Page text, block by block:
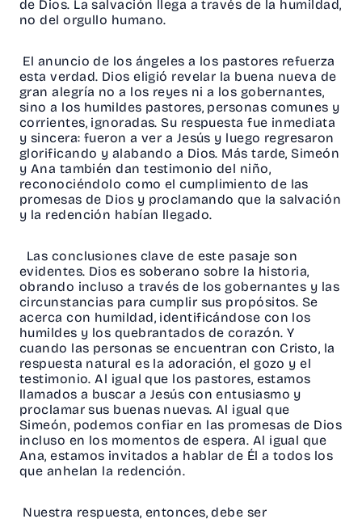
de Dios. La salvación llega a través de la humildad,
no del orgullo humano.
El anuncio de los ángeles a los pastores refuerza
esta verdad. Dios eligió revelar la buena nueva de
gran alegría no a los reyes ni a los gobernantes,
sino a los humildes pastores, personas comunes y
corrientes, ignoradas. Su respuesta fue inmediata
y sincera: fueron a ver a Jesús y luego regresaron
glorificando y alabando a Dios. Más tarde, Simeón
y Ana también dan testimonio del niño,
reconociéndolo como el cumplimiento de las
promesas de Dios y proclamando que la salvación
y la redención habían llegado.
Las conclusiones clave de este pasaje son
evidentes. Dios es soberano sobre la historia,
obrando incluso a través de los gobernantes y las
circunstancias para cumplir sus propósitos. Se
acerca con humildad, identificándose con los
humildes y los quebrantados de corazón. Y
cuando las personas se encuentran con Cristo, la
respuesta natural es la adoración, el gozo y el
testimonio. Al igual que los pastores, estamos
llamados a buscar a Jesús con entusiasmo y
proclamar sus buenas nuevas. Al igual que
Simeón, podemos confiar en las promesas de Dios
incluso en los momentos de espera. Al igual que
Ana, estamos invitados a hablar de Él a todos los
que anhelan la redención.
Nuestra respuesta, entonces, debe ser